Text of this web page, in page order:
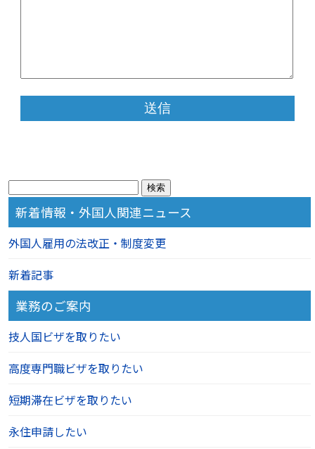
検
索:
新着情報・外国人関連ニュース
外国人雇用の法改正・制度変更
新着記事
業務のご案内
技人国ビザを取りたい
高度専門職ビザを取りたい
短期滞在ビザを取りたい
永住申請したい